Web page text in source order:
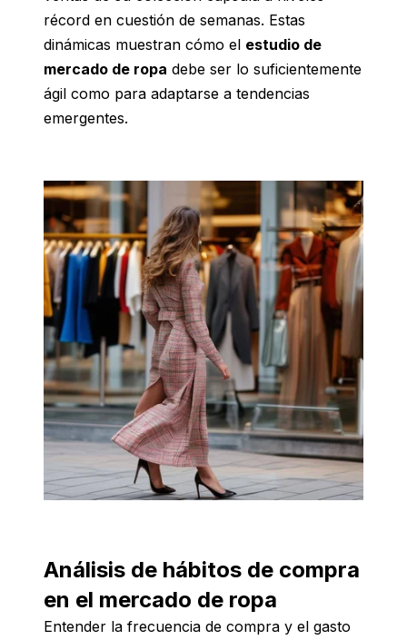
récord en cuestión de semanas. Estas
dinámicas muestran cómo el estudio de
mercado de ropa debe ser lo suficientemente
ágil como para adaptarse a tendencias
emergentes.
Análisis de hábitos de compra
en el mercado de ropa
Entender la frecuencia de compra y el gasto